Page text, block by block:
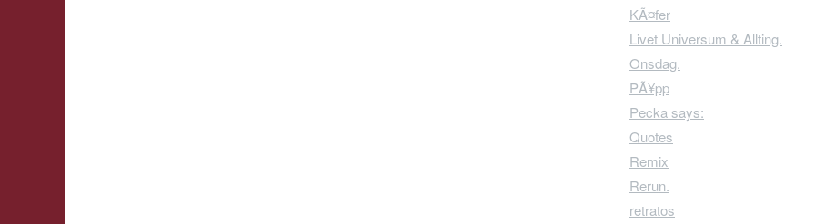
KÃ¤fer
Livet Universum & Allting.
Onsdag.
PÃ¥pp
Pecka says:
Quotes
Remix
Rerun.
retratos